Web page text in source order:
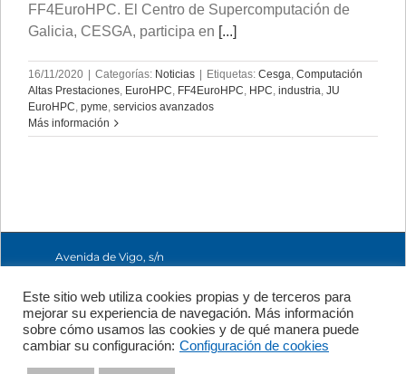
FF4EuroHPC. El Centro de Supercomputación de
Galicia, CESGA, participa en [...]
16/11/2020 | Categorías: Noticias | Etiquetas: Cesga Computación
Altas Prestaciones EuroHPC FF4EuroHPC HPC industria JU
EuroHPC pyme servicios avanzados
Más información
Avenida de Vigo, s/n
Compostela, A
Coruña, España
+34 981 56 98 10
Política de Privacidad
Este sitio web utiliza cookies propias y de terceros para
mejorar su experiencia de navegación. Más información
sobre cómo usamos las cookies y de qué manera puede
cambiar su configuración: Configuración de cookies